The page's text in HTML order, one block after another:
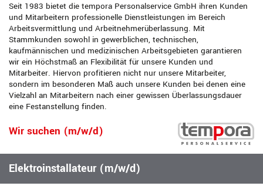
Seit 1983 bietet die tempora Personalservice GmbH ihren Kunden
und Mitarbeitern professionelle Dienstleistungen im Bereich
Arbeitsvermittlung und Arbeitnehmerüberlassung. Mit
Stammkunden sowohl in gewerblichen, technischen,
kaufmännischen und medizinischen Arbeitsgebieten garantieren
wir ein Höchstmaß an Flexibilität für unsere Kunden und
Mitarbeiter. Hiervon profitieren nicht nur unsere Mitarbeiter,
sondern im besonderen Maß auch unsere Kunden bei denen eine
Vielzahl an Mitarbeitern nach einer gewissen Überlassungsdauer
eine Festanstellung finden.
Wir suchen (m/w/d)
Elektroinstallateur (m/w/d)